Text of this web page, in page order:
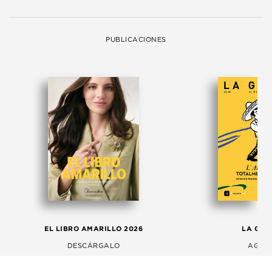
PUBLICACIONES
EL LIBRO AMARILLO 2026
DESCÁRGALO
LA